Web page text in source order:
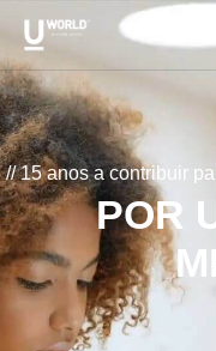
// 15 anos a contribuir
POR